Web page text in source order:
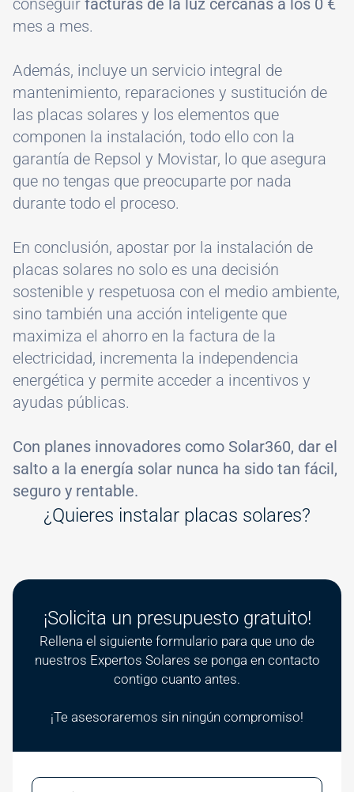
conseguir facturas de la luz cercanas a los 0 €
mes a mes.
Además, incluye un servicio integral de
mantenimiento, reparaciones y sustitución de
las placas solares y los elementos que
componen la instalación, todo ello con la
garantía de Repsol y Movistar, lo que asegura
que no tengas que preocuparte por nada
durante todo el proceso.
En conclusión, apostar por la instalación de
placas solares no solo es una decisión
sostenible y respetuosa con el medio ambiente,
sino también una acción inteligente que
maximiza el ahorro en la factura de la
electricidad, incrementa la independencia
energética y permite acceder a incentivos y
ayudas públicas.
Con planes innovadores como Solar360, dar el
salto a la energía solar nunca ha sido tan fácil,
seguro y rentable.
¿Quieres instalar placas solares?
¡Solicita un presupuesto gratuito!
Rellena el siguiente formulario para que uno de
nuestros Expertos Solares se ponga en contacto
contigo cuanto antes.
¡Te asesoraremos sin ningún compromiso!